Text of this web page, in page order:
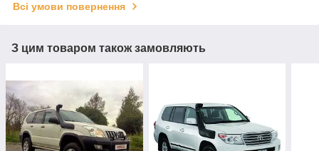
Всі умови повернення
З цим товаром також замовляють